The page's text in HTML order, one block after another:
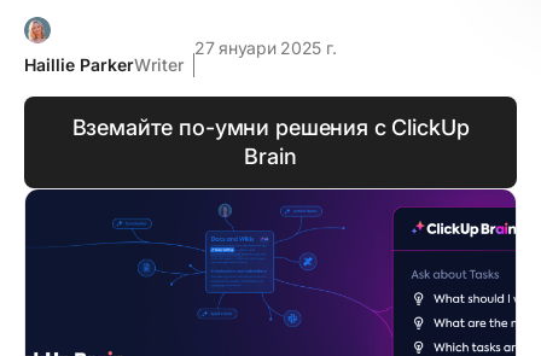
Haillie ParkerWriter
27 януари 2025 г.
Вземайте по-умни решения с ClickUp
Brain